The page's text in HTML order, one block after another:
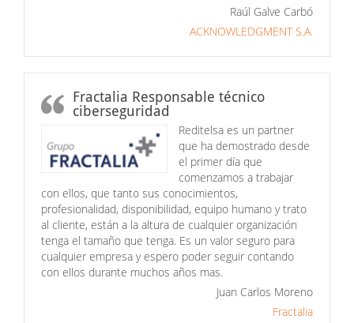
Raúl Galve Carbó
ACKNOWLEDGMENT S.A.
Fractalia Responsable técnico
ciberseguridad
Reditelsa es un partner
que ha demostrado desde
el primer día que
comenzamos a trabajar
con ellos, que tanto sus conocimientos,
profesionalidad, disponibilidad, equipo humano y trato
al cliente, están a la altura de cualquier organización
tenga el tamaño que tenga. Es un valor seguro para
cualquier empresa y espero poder seguir contando
con ellos durante muchos años mas.
Juan Carlos Moreno
Fractalia